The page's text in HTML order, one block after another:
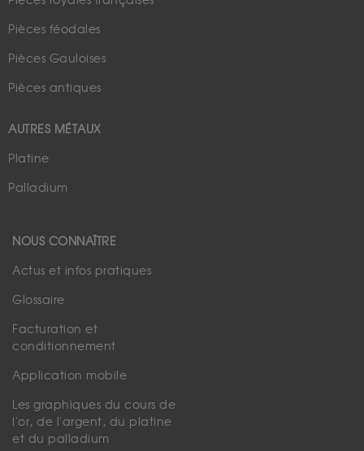
Pièces féodales
Pièces Gauloises
Pièces antiques
AUTRES MÉTAUX
Platine
Palladium
NOUS CONNAÎTRE
Actus et infos pratiques
Glossaire
Facturation et
conditionnement
Application mobile
Les graphiques du cours de
l'or, de l'argent, du platine
et du palladium